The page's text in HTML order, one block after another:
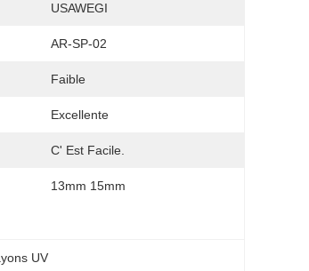
USAWEGI
AR-SP-02
Faible
Excellente
C' Est Facile.
13mm 15mm
UV